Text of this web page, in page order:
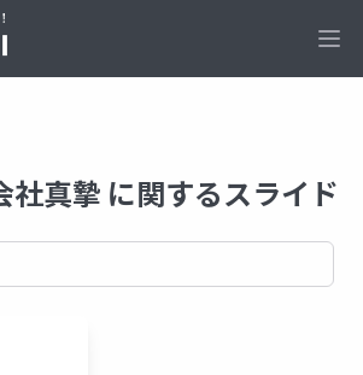
社真摯 に関するスライド